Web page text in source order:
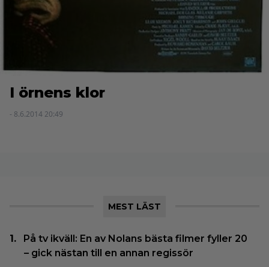
I örnens klor
- 8.6.2014 20:49
MEST LÄST
På tv ikväll: En av Nolans bästa filmer fyller 20
– gick nästan till en annan regissör